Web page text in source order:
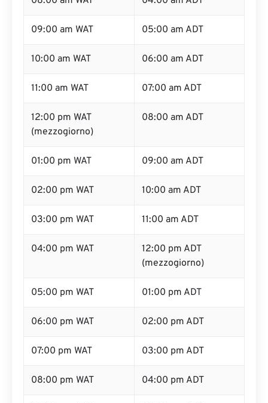
09:00 am WAT 05:00 am ADT
10:00 am WAT 06:00 am ADT
11:00 am WAT 07:00 am ADT
12:00 pm WAT
(mezzogiorno)
08:00 am ADT
01:00 pm WAT 09:00 am ADT
02:00 pm WAT 10:00 am ADT
03:00 pm WAT 11:00 am ADT
04:00 pm WAT
12:00 pm ADT
(mezzogiorno)
05:00 pm WAT 01:00 pm ADT
06:00 pm WAT 02:00 pm ADT
07:00 pm WAT 03:00 pm ADT
08:00 pm WAT 04:00 pm ADT